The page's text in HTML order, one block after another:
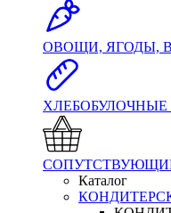
ОВОЩИ, ЯГОДЫ,
ХЛЕБОБУЛОЧНЫЕ
Каталог